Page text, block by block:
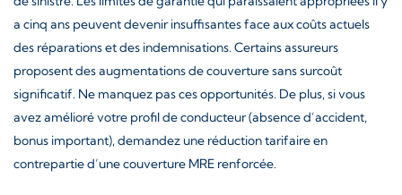
a cinq ans peuvent devenir insuffisantes face aux coûts actuels
des réparations et des indemnisations. Certains assureurs
proposent des augmentations de couverture sans surcoût
significatif. Ne manquez pas ces opportunités. De plus, si vous
avez amélioré votre profil de conducteur (absence d’accident,
bonus important), demandez une réduction tarifaire en
contrepartie d’une couverture MRE renforcée.